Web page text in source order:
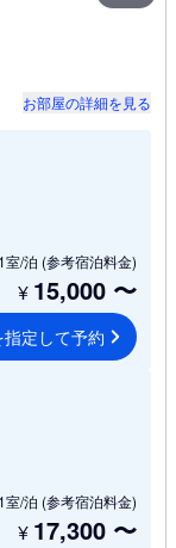
お部屋の詳細を見る
室/泊 (参考宿泊料金)
¥ 15,000 〜
指定して予約
室/泊 (参考宿泊料金)
¥ 17,300 〜